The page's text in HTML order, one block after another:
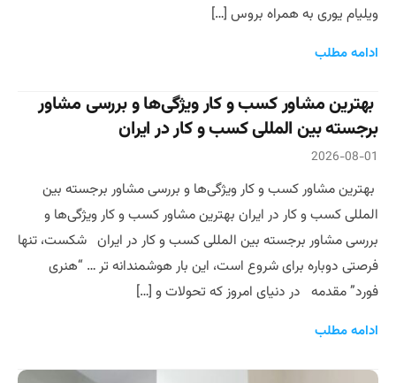
ویلیام یوری به همراه بروس […]
ادامه مطلب
بهترین مشاور کسب و کار ویژگی‌ها و بررسی مشاور
برجسته بین المللی کسب و کار در ایران
2026-08-01
بهترین مشاور کسب و کار ویژگی‌ها و بررسی مشاور برجسته بین
المللی کسب و کار در ایران بهترین مشاور کسب و کار ویژگی‌ها و
بررسی مشاور برجسته بین المللی کسب و کار در ایران شکست، تنها
فرصتی دوباره برای شروع است، این بار هوشمندانه تر … “هنری
فورد” مقدمه در دنیای امروز که تحولات و […]
ادامه مطلب